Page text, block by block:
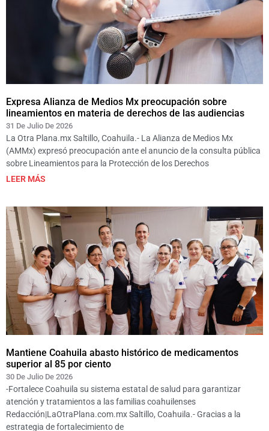
Expresa Alianza de Medios Mx preocupación sobre
lineamientos en materia de derechos de las audiencias
31 De Julio De 2026
La Otra Plana.mx Saltillo, Coahuila.- La Alianza de Medios Mx
(AMMx) expresó preocupación ante el anuncio de la consulta pública
sobre Lineamientos para la Protección de los Derechos
LEER MÁS
Mantiene Coahuila abasto histórico de medicamentos
superior al 85 por ciento
30 De Julio De 2026
-Fortalece Coahuila su sistema estatal de salud para garantizar
atención y tratamientos a las familias coahuilenses
Redacción|LaOtraPlana.com.mx Saltillo, Coahuila.- Gracias a la
estrategia de fortalecimiento de